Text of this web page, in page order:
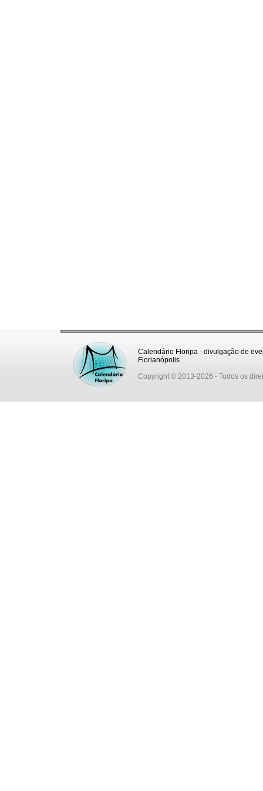
Calendário Floripa - divulgação de
Florianópolis
Copyright © 2013-2026 - Todos os